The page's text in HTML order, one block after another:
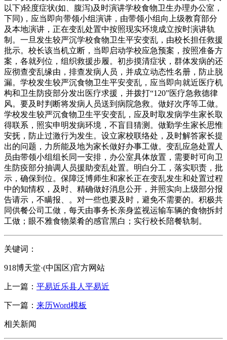
以下)轻度症状(如、腹泻)及时演讲学校食物卫生办理办公室，
下同)，应当即向带领小组演讲，由带领小组向上级教育部分
及本地演讲，正在变乱处置中按照现实环境成立按时演讲轨
制。一旦发生较严沉学校食物卫生平安变乱，由校长担任救援
批示。校长该当机立断，当即启动学校应急预案，按照准备方
案，各就列位，组织救援步履。初步摸清症状，群体发病的还
应彻查变乱缘由，排查发病人员，并成立动态性名册，防止脱
漏。学校发生较严沉食物卫生平安变乱，应当即向就近医疗机
构和卫生防疫部分发出医疗求援，并拨打“120”医疗急救德律
风。要及时判断将发病人员送到病院急救。做好次序等工做。
学校发生较严沉食物卫生平安变乱，应及时取发病学生家长取
得联系，照实申明发病环境，不盲目猜测。做勤学生家长思惟
安抚，防止过激行为发生。设立家校联络处，及时解答家长提
出的问题，力所能及地为家长做好办事工做。变乱应急处置人
员由带领小组组长同一安排，办公室具体放置，需要时可向卫
生防疫部分抽调人员援助变乱处置。明白分工，落实职责，批
示，确保到位。保障泛博师生和家长正在变乱发生和处置过程
中的知情权，及时、精确做好消息公开，并照实向上级部分报
告请示，不瞒报、。对一些也要及时，避免不需要的。积极共
同供餐公司工做，每天由事务长亲身监视运输车辆的食物拆封
工做；眼不雅食物菜肴的感官黑白；实行校长陪餐轨制。
关键词：
918博天堂·(中国区)官方网站
上一篇： 平易近乐县人平易近
下一篇： 来历Word模板
相关新闻